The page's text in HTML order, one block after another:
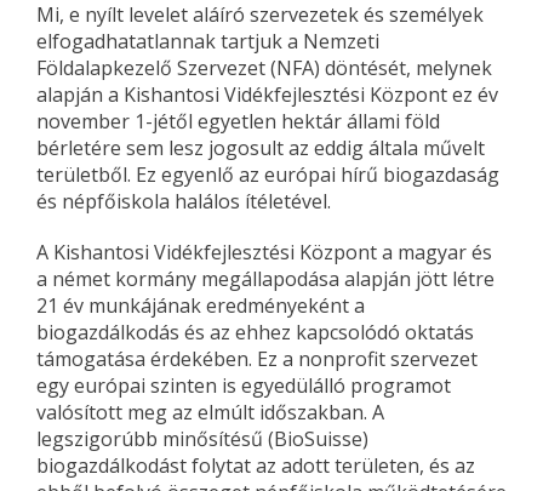
Mi, e nyílt levelet aláíró szervezetek és személyek
elfogadhatatlannak tartjuk a Nemzeti
Földalapkezelő Szervezet (NFA) döntését, melynek
alapján a Kishantosi Vidékfejlesztési Központ ez év
november 1-jétől egyetlen hektár állami föld
bérletére sem lesz jogosult az eddig általa művelt
területből. Ez egyenlő az európai hírű biogazdaság
és népfőiskola halálos ítéletével.
A Kishantosi Vidékfejlesztési Központ a magyar és
a német kormány megállapodása alapján jött létre
21 év munkájának eredményeként a
biogazdálkodás és az ehhez kapcsolódó oktatás
támogatása érdekében. Ez a nonprofit szervezet
egy európai szinten is egyedülálló programot
valósított meg az elmúlt időszakban. A
legszigorúbb minősítésű (BioSuisse)
biogazdálkodást folytat az adott területen, és az